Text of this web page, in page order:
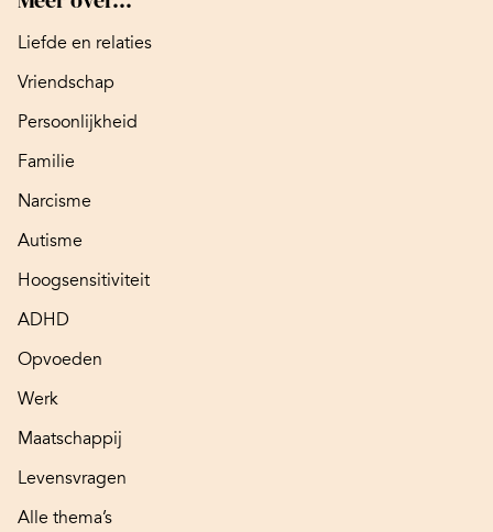
Liefde en relaties
Vriendschap
Persoonlijkheid
Familie
Narcisme
Autisme
Hoogsensitiviteit
ADHD
Opvoeden
Werk
Maatschappij
Levensvragen
Alle thema’s